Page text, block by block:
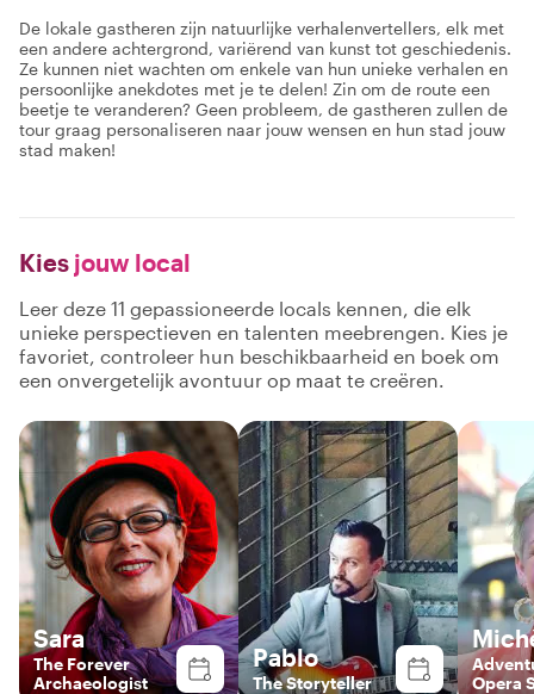
De lokale gastheren zijn natuurlijke verhalenvertellers, elk met
een andere achtergrond, variërend van kunst tot geschiedenis.
Ze kunnen niet wachten om enkele van hun unieke verhalen en
persoonlijke anekdotes met je te delen! Zin om de route een
beetje te veranderen? Geen probleem, de gastheren zullen de
tour graag personaliseren naar jouw wensen en hun stad jouw
stad maken!
Kies jouw local
Leer deze 11 gepassioneerde locals kennen, die elk
unieke perspectieven en talenten meebrengen. Kies je
favoriet, controleer hun beschikbaarheid en boek om
een onvergetelijk avontuur op maat te creëren.
Sara
The Forever
Archaeologist
Pablo
The Storyteller
Opera